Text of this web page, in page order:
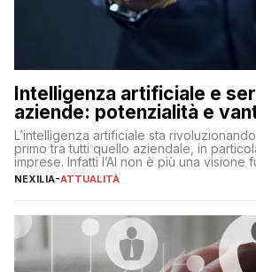
Intelligenza artificiale e
aziende: potenzialità e
L’intelligenza artificiale sta
primo tra tutti quello aziendale, in
imprese. Infatti l’AI non è più una visione
realtà operativa che sta portando a un
operazioni, bensì comporta […]
NEXILIA-ATTUALITÀ